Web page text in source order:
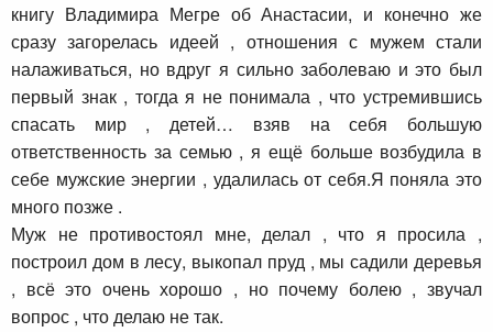
книгу Владимира Мегре об Анастасии, и конечно же
сразу загорелась идеей , отношения с мужем стали
налаживаться, но вдруг я сильно заболеваю и это был
первый знак , тогда я не понимала , что устремившись
спасать мир , детей… взяв на себя большую
ответственность за семью , я ещё больше возбудила в
себе мужские энергии , удалилась от себя.Я поняла это
много позже .
Муж не противостоял мне, делал , что я просила ,
построил дом в лесу, выкопал пруд , мы садили деревья
, всё это очень хорошо , но почему болею , звучал
вопрос , что делаю не так.